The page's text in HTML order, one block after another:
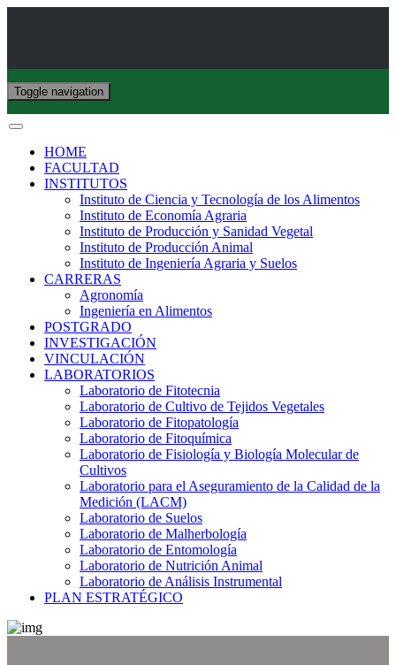
Toggle navigation
HOME
FACULTAD
INSTITUTOS
Instituto de Ciencia y Tecnología de los Alimentos
Instituto de Economía Agraria
Instituto de Producción y Sanidad Vegetal
Instituto de Producción Animal
Instituto de Ingeniería Agraria y Suelos
CARRERAS
Agronomía
Ingeniería en Alimentos
POSTGRADO
INVESTIGACIÓN
VINCULACIÓN
LABORATORIOS
Laboratorio de Fitotecnia
Laboratorio de Cultivo de Tejidos Vegetales
Laboratorio de Fitopatología
Laboratorio de Fitoquímica
Laboratorio de Fisiología y Biología Molecular de
Cultivos
Laboratorio para el Aseguramiento de la Calidad de la
Medición (LACM)
Laboratorio de Suelos
Laboratorio de Malherbología
Laboratorio de Entomología
Laboratorio de Nutrición Animal
Laboratorio de Análisis Instrumental
PLAN ESTRATÉGICO